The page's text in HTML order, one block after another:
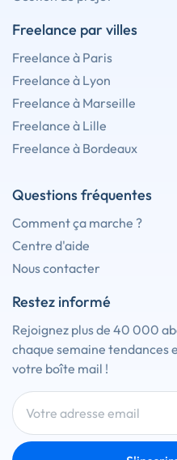
Freelance par villes
Freelance à Paris
Freelance à Lyon
Freelance à Marseille
Freelance à Lille
Freelance à Bordeaux
Questions fréquentes
Comment ça marche ?
Centre d'aide
Nous contacter
Restez informé
Rejoignez plus de 40 000
chaque semaine tendances
votre boîte mail !